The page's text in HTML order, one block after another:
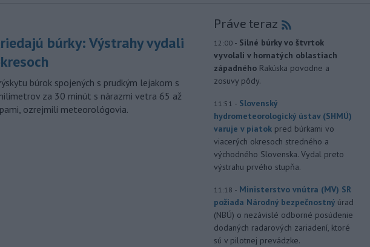
búrky: Výstrahy vydali
búrok spojených s prudkým lejakom s
za 30 minút s nárazmi vetra 65 až
ozrejmili meteorológovia.
Práve teraz
12:00 - Silné búrky vo štvrtok
vyvolali v hornatých oblastiach
západného Rakúska povodne a
zosuvy pôdy.
11:51 - Slovenský
hydrometeorologický ústav (SHMÚ)
varuje v piatok pred búrkami vo
viacerých okresoch stredného a
východného Slovenska. Vydal preto
výstrahu prvého stupňa.
11:18 - Ministerstvo vnútra (MV) SR
požiada Národný bezpečnostný úrad
(NBÚ) o nezávislé odborné posúdenie
dodaných radarových zariadení, ktoré
sú v pilotnej prevádzke.